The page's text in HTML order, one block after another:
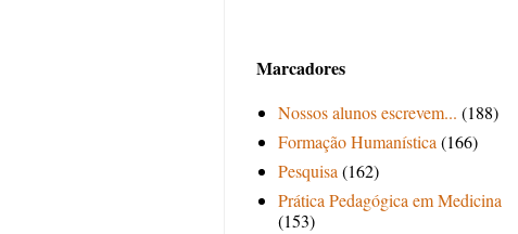
Marcadores
Nossos alunos escrevem... (188)
Formação Humanística (166)
Pesquisa (162)
Prática Pedagógica em Medicina
(153)